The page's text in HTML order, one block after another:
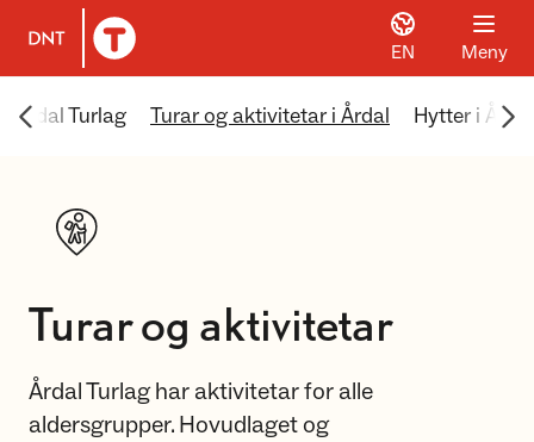
Til DNT.no forside
EN Meny
Scroll menyen mot venstre
Årdal Turlag Turar og aktivitetar i Årdal Hytter i Årdal
Turar og aktivitetar
Årdal Turlag har aktivitetar for alle
aldersgrupper. Hovudlaget og